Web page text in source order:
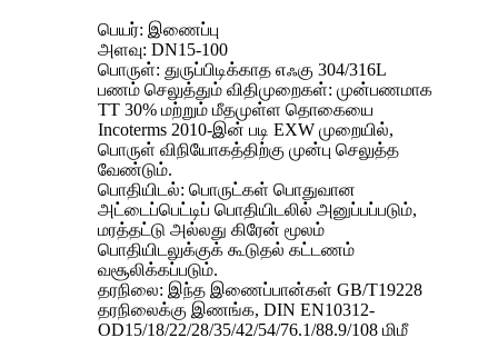
பெயர்: இணைப்பு
அளவு: DN15-100
பொருள்: துருப்பிடிக்காத எஃகு 304/316L
பணம் செலுத்தும் விதிமுறைகள்: முன்பணமாக
TT 30% மற்றும் மீதமுள்ள தொகையை
Incoterms 2010-இன் படி EXW முறையில்,
பொருள் விநியோகத்திற்கு முன்பு செலுத்த
வேண்டும்.
பொதியிடல்: பொருட்கள் பொதுவான
அட்டைப்பெட்டிப் பொதியிடலில் அனுப்பப்படும்,
மரத்தட்டு அல்லது கிரேன் மூலம்
பொதியிடலுக்குக் கூடுதல் கட்டணம்
வசூலிக்கப்படும்.
தரநிலை: இந்த இணைப்பான்கள் GB/T19228
தரநிலைக்கு இணங்க, DIN EN10312-
OD15/18/22/28/35/42/54/76.1/88.9/108 மிமீ